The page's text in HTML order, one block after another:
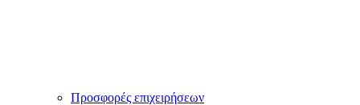
Προσφορές επιχειρήσεων